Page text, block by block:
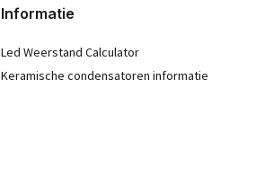
Informatie
Led Weerstand Calculator
Keramische condensatoren informatie